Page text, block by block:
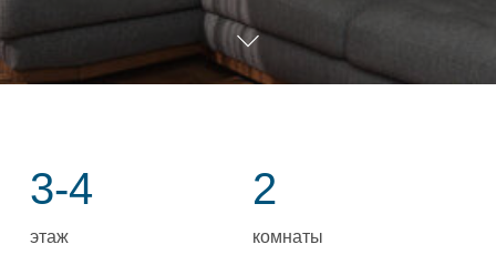
3-4
этаж
2
комнаты